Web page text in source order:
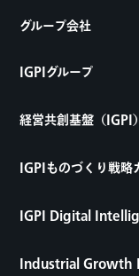
グループ会社
IGPIグループ
経営共創基盤（IGPI）
IGPIものづくり戦略
IGPI Digital
Industrial Growth